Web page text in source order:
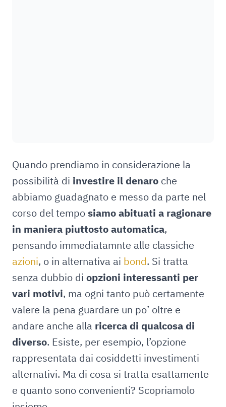
Quando prendiamo in considerazione la
possibilità di investire il denaro che
abbiamo guadagnato e messo da parte nel
corso del temposiamo abituati a ragionare
in maniera piuttosto automatica,
pensando immediatamnte alle classiche
azioni, o in alternativa ai bond. Si tratta
senza dubbio di opzioni interessanti per
vari motivi, ma ogni tanto può certamente
valere la pena guardare un po’ oltre e
andare anche alla ricerca di qualcosa di
diverso. Esiste, per esempio, l’opzione
rappresentata dai cosiddetti investimenti
alternativi. Ma di cosa si tratta esattamente
e quanto sono convenienti? Scopriamolo